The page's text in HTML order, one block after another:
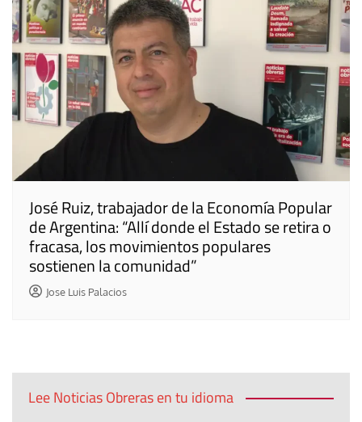
José Ruiz, trabajador de la Economía Popular
de Argentina: “Allí donde el Estado se retira o
fracasa, los movimientos populares
sostienen la comunidad”
Jose Luis Palacios
Lee Noticias Obreras en tu idioma